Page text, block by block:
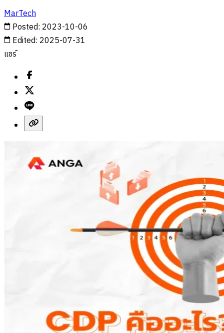
MarTech
Posted: 2023-10-06
Edited: 2025-07-31
แชร์